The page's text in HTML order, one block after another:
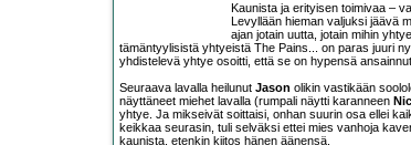
Kaunista ja erityisen toimivaa –
Levyllään hieman valjuksi jäävä
ajan jotain uutta, jotain mihin
tämäntyylisistä yhtyeistä The Pains... on paras juuri
yhdistelevä yhtye osoitti, että se on hypensä
Seuraava lavalla heilunut Jason olikin vastikään
näyttäneet miehet lavalla (rumpali näytti karanneen
yhtye. Ja mikseivät soittaisi, onhan suurin osa ellei
keikkaa seurasin, tuli selväksi ettei mies vanhoja
kaunista, etenkin kiitos hänen äänensä.